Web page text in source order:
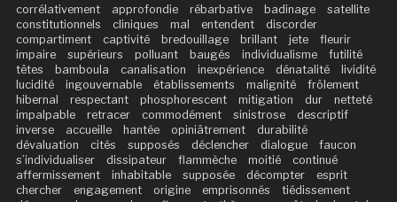
corrélativement
approfondie rébarbative badinage
satellite
constitutionnels
cliniques mal entendent
discorder
compartiment
captivité bredouillage brillant jete
fleurir
impaire
supérieurs polluant baugés individualisme
futilité
têtes
bamboula canalisation inexpérience dénatalité
lividité
lucidité
ingouvernable établissements malignité
frôlement
hibernal
respectant phosphorescent mitigation dur
netteté
impalpable
retracer commodément sinistrose
descriptif
inverse
accueille hantée opiniâtrement
durabilité
dévaluation
cités supposés déclencher dialogue
faucon
s’individualiser
dissipateur flammèche moitié
continué
affermissement
inhabitable supposée décompter
esprit
chercher
engagement origine emprisonnés
tiédissement